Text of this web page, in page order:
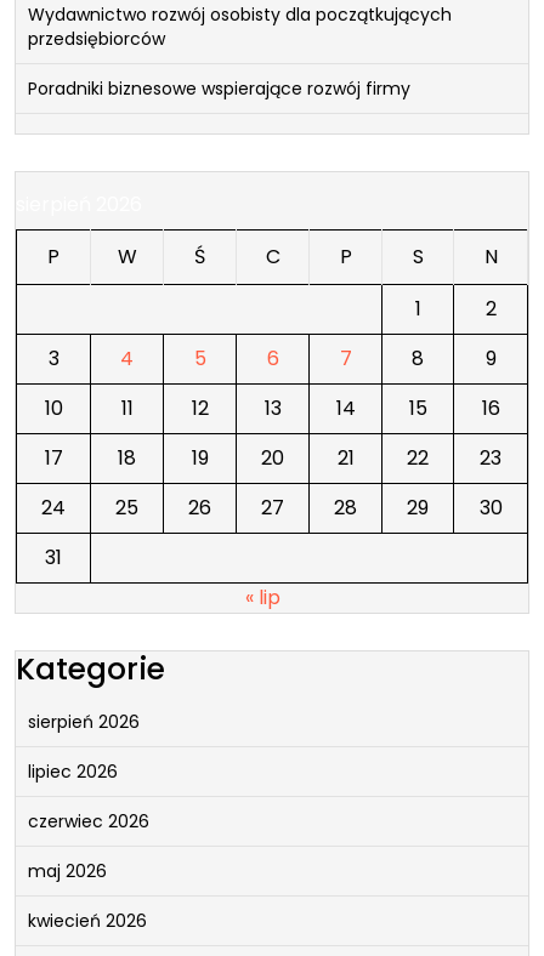
Wydawnictwo rozwój osobisty dla początkujących
przedsiębiorców
Poradniki biznesowe wspierające rozwój firmy
P
W Ś C P S
N
1
2
3
4 5 6 7 8
9
10
11 12 13 14 15
16
17
18 19 20 21 22
23
24
25 26 27 28 29
30
31
« lip
Kategorie
sierpień 2026
lipiec 2026
czerwiec 2026
maj 2026
kwiecień 2026